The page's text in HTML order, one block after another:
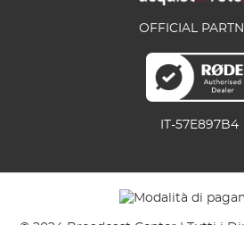
OFFICIAL
IT-57E897B4